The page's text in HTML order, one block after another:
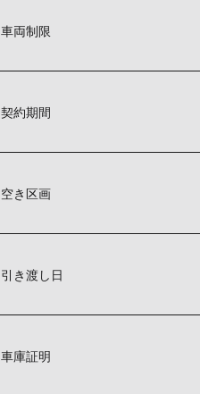
車両制限
契約期間
空き区画
引き渡し日
車庫証明